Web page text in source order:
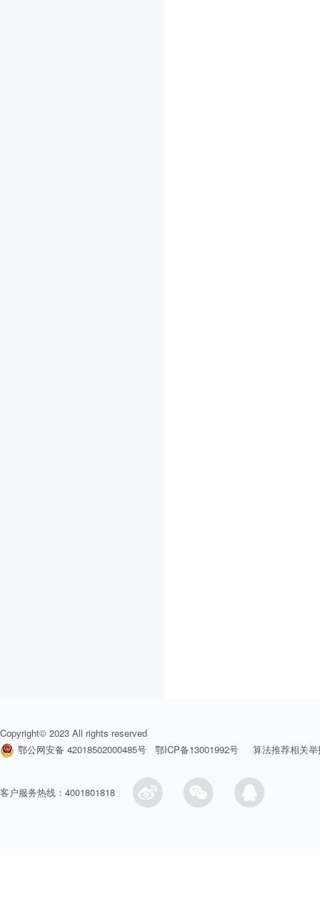
Copyright© 2023 All rights reserved
鄂公网安备 42018502000485号
鄂ICP备13001992号 算法推荐相关
客户服务热线：4001801818